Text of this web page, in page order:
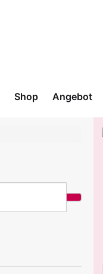
Shop Angebot